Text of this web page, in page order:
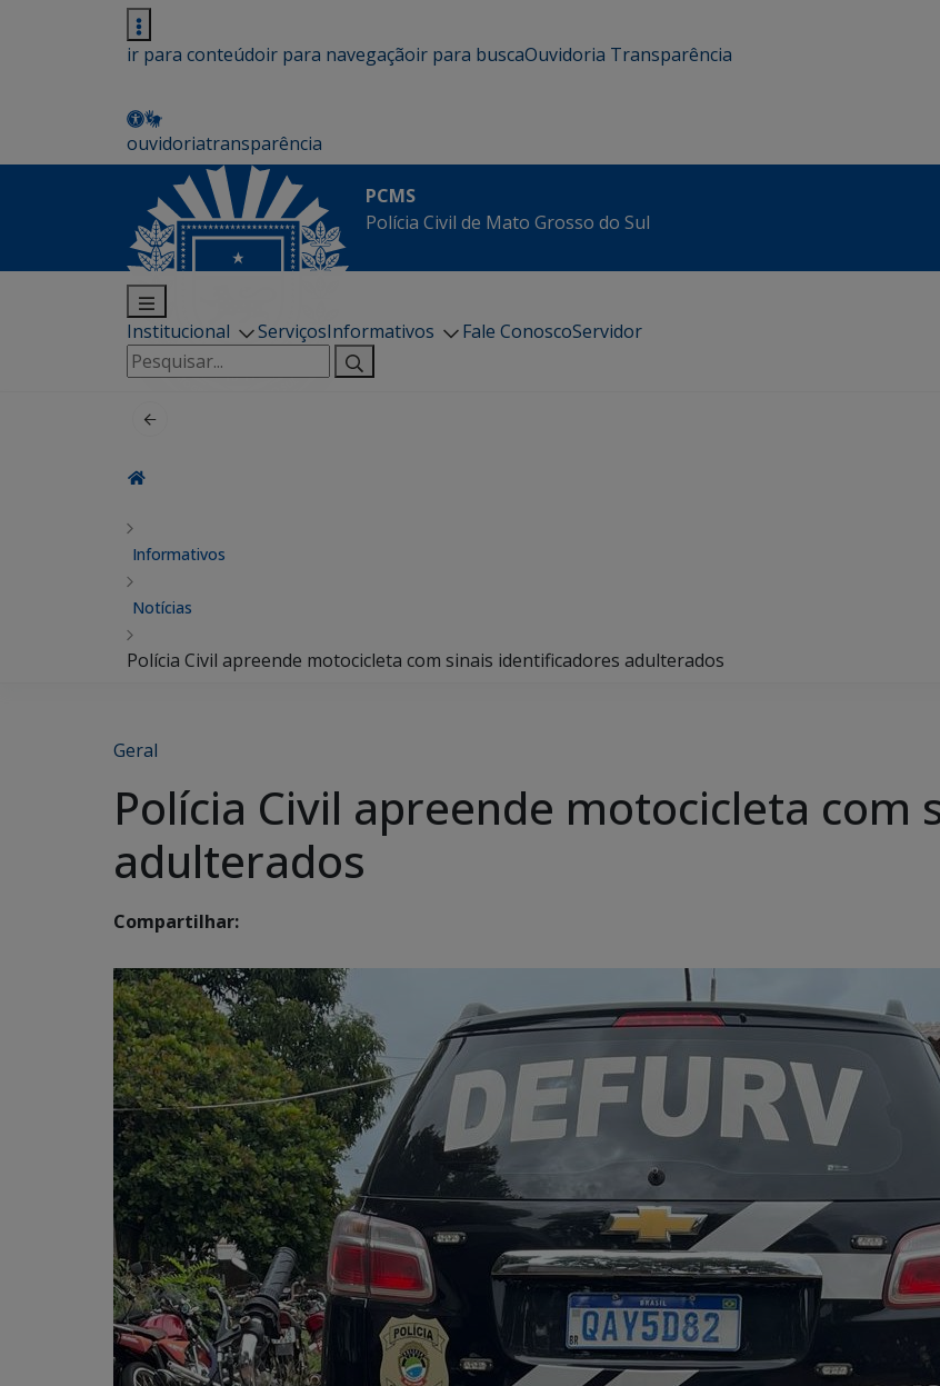
ir para conteúdoir para navegaçãoir para buscaOuvidoria Transparência
ouvidoriatransparência
PCMS
Polícia Civil de Mato Grosso do Sul
Institucional ServiçosInformativos Fale ConoscoServidor
Pesquisar
por:
Informativos
Notícias
Polícia Civil apreende motocicleta com sinais identificadores adulterados
Geral
Polícia Civil apreende motocicleta com
adulterados
Compartilhar: